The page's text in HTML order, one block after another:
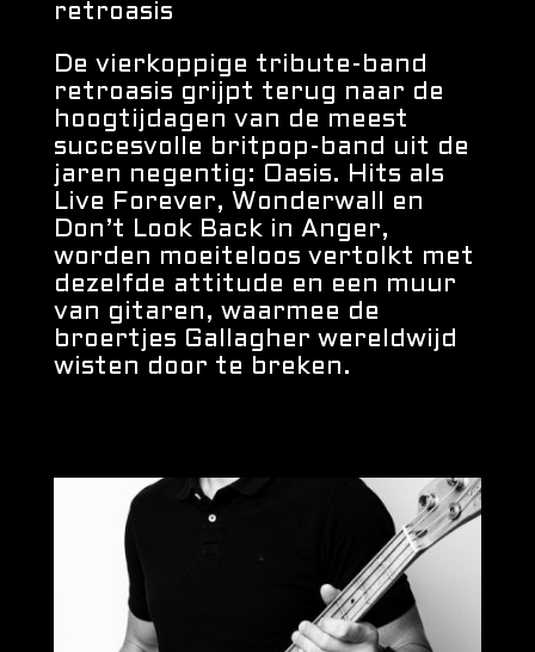
retroasis
De vierkoppige tribute-band
retroasis grijpt terug naar de
hoogtijdagen van de meest
succesvolle britpop-band uit de
jaren negentig: Oasis. Hits als
Live Forever, Wonderwall en
Don’t Look Back in Anger,
worden moeiteloos vertolkt met
dezelfde attitude en een muur
van gitaren, waarmee de
broertjes Gallagher wereldwijd
wisten door te breken.